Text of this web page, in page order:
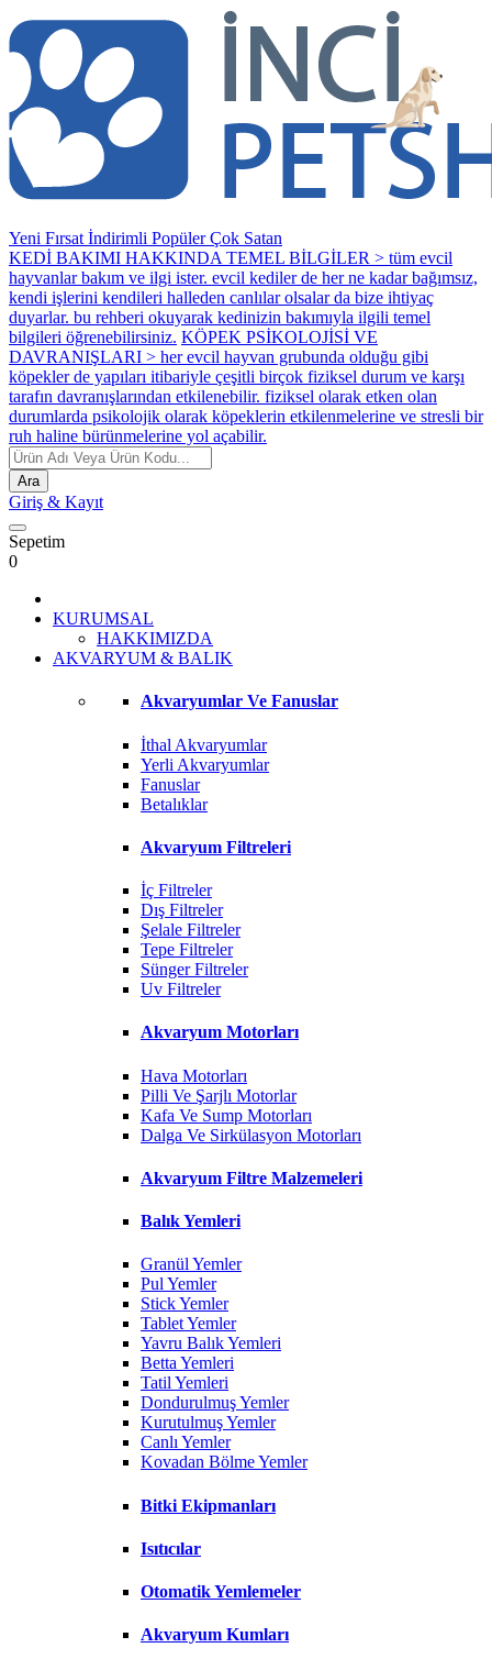
Yeni Fırsat İndirimli PopülerÇok Satan
KEDİ BAKIMI HAKKINDA TEMEL BİLGİLER > tüm evcil
hayvanlar bakım ve ilgi ister. evcil kediler de her ne kadar bağımsız,
kendi işlerini kendileri halleden canlılar olsalar da bize ihtiyaç
duyarlar. bu rehberi okuyarak kedinizin bakımıyla ilgili temel
bilgileri öğrenebilirsiniz. KÖPEK PSİKOLOJİSİ VE
DAVRANIŞLARI > her evcil hayvan grubunda olduğu gibi
köpekler de yapıları itibariyle çeşitli birçok fiziksel durum ve karşı
tarafın davranışlarından etkilenebilir. fiziksel olarak etken olan
durumlarda psikolojik olarak köpeklerin etkilenmelerine ve stresli bir
ruh haline bürünmelerine yol açabilir.
Ara
Giriş & Kayıt
Sepetim
0
KURUMSAL
HAKKIMIZDA
AKVARYUM & BALIK
Akvaryumlar Ve Fanuslar
İthal Akvaryumlar
Yerli Akvaryumlar
Fanuslar
Betalıklar
Akvaryum Filtreleri
İç Filtreler
Dış Filtreler
Şelale Filtreler
Tepe Filtreler
Sünger Filtreler
Uv Filtreler
Akvaryum Motorları
Hava Motorları
Pilli Ve Şarjlı Motorlar
Kafa Ve Sump Motorları
Dalga Ve Sirkülasyon Motorları
Akvaryum Filtre Malzemeleri
Balık Yemleri
Granül Yemler
Pul Yemler
Stick Yemler
Tablet Yemler
Yavru Balık Yemleri
Betta Yemleri
Tatil Yemleri
Dondurulmuş Yemler
Kurutulmuş Yemler
Canlı Yemler
Kovadan Bölme Yemler
Bitki Ekipmanları
Isıtıcılar
Otomatik Yemlemeler
Akvaryum Kumları